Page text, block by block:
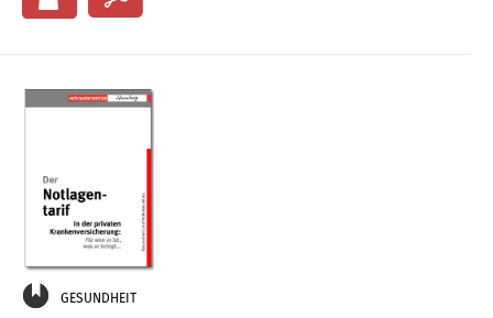
GESUNDHEIT